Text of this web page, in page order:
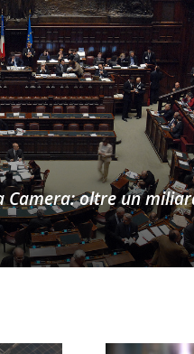
Camera: oltre un